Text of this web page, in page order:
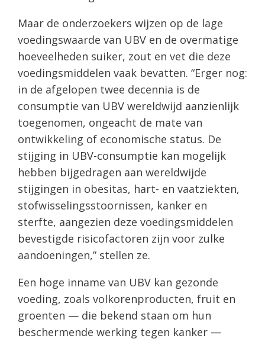
Maar de onderzoekers wijzen op de lage
voedingswaarde van UBV en de overmatige
hoeveelheden suiker, zout en vet die deze
voedingsmiddelen vaak bevatten. “Erger nog:
in de afgelopen twee decennia is de
consumptie van UBV wereldwijd aanzienlijk
toegenomen, ongeacht de mate van
ontwikkeling of economische status. De
stijging in UBV-consumptie kan mogelijk
hebben bijgedragen aan wereldwijde
stijgingen in obesitas, hart- en vaatziekten,
stofwisselingsstoornissen, kanker en
sterfte, aangezien deze voedingsmiddelen
bevestigde risicofactoren zijn voor zulke
aandoeningen,” stellen ze.
Een hoge inname van UBV kan gezonde
voeding, zoals volkorenproducten, fruit en
groenten — die bekend staan om hun
beschermende werking tegen kanker —